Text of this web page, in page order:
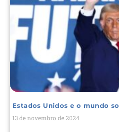
Estados Unidos e o mundo
13 de novembro de 2024